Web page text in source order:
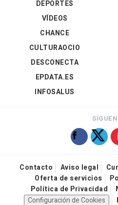
DEPORTES
VÍDEOS
CHANCE
CULTURAOCIO
DESCONECTA
EPDATA.ES
INFOSALUS
Contacto Aviso legal
Oferta de servicios
Política de Privacidad
Configuración de Cookies